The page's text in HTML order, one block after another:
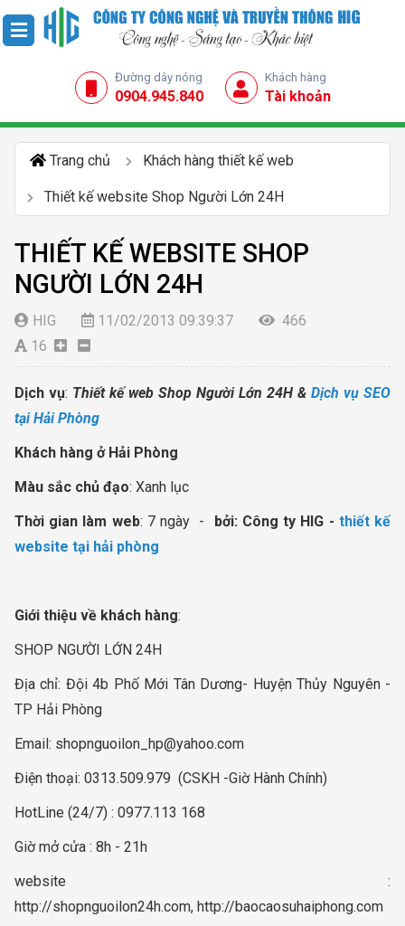
Đường dây nóng
0904.945.840
Khách hàng
Tài khoản
Trang chủ Khách hàng thiết kế web
Thiết kế website Shop Người Lớn 24H
THIẾT KẾ WEBSITE SHOP
NGƯỜI LỚN 24H
HIG 11/02/2013 09:39:37
466
16
Dịch vụ: Thiết kế web Shop Người Lớn 24H & Dịch vụ SEO
tại Hải Phòng
Khách hàng ở Hải Phòng
Màu sắc chủ đạo: Xanh lục
Thời gian làm web: 7 ngày - bởi: Công ty HIG - thiết kế
website tại hải phòng
Giới thiệu về khách hàng:
SHOP NGƯỜI LỚN 24H
Địa chỉ: Đội 4b Phố Mới Tân Dương- Huyện Thủy Nguyên -
TP Hải Phòng
Email: shopnguoilon_hp@yahoo.com
Điện thoại: 0313.509.979 (CSKH -Giờ Hành Chính)
HotLine (24/7) : 0977.113 168
Giờ mở cửa : 8h - 21h
website :
http://shopnguoilon24h.com, http://baocaosuhaiphong.com